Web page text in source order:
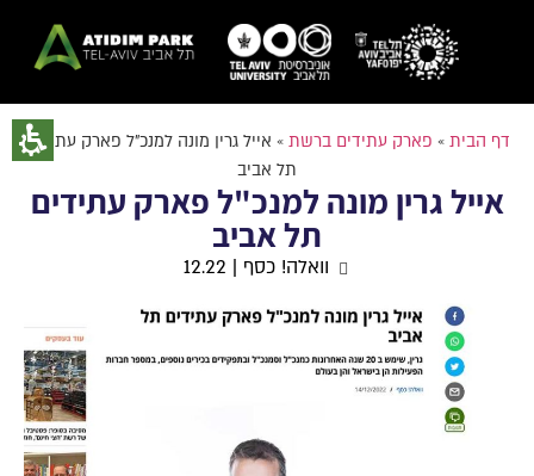
דף הבית » פארק עתידים ברשת » אייל גרין מונה למנכ”ל פארק עתידים
תל אביב
אייל גרין מונה למנכ"ל פארק עתידים
תל אביב
וואלה! כסף | 12.22